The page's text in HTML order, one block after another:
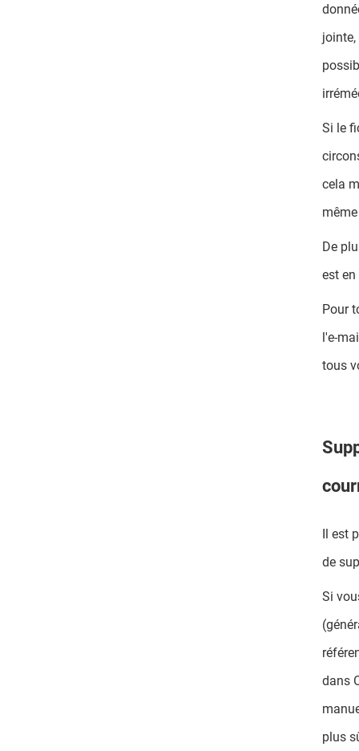
Si le
cela
De
est
Pour
l'e-
tous
Il est
de
Si
dans
plus